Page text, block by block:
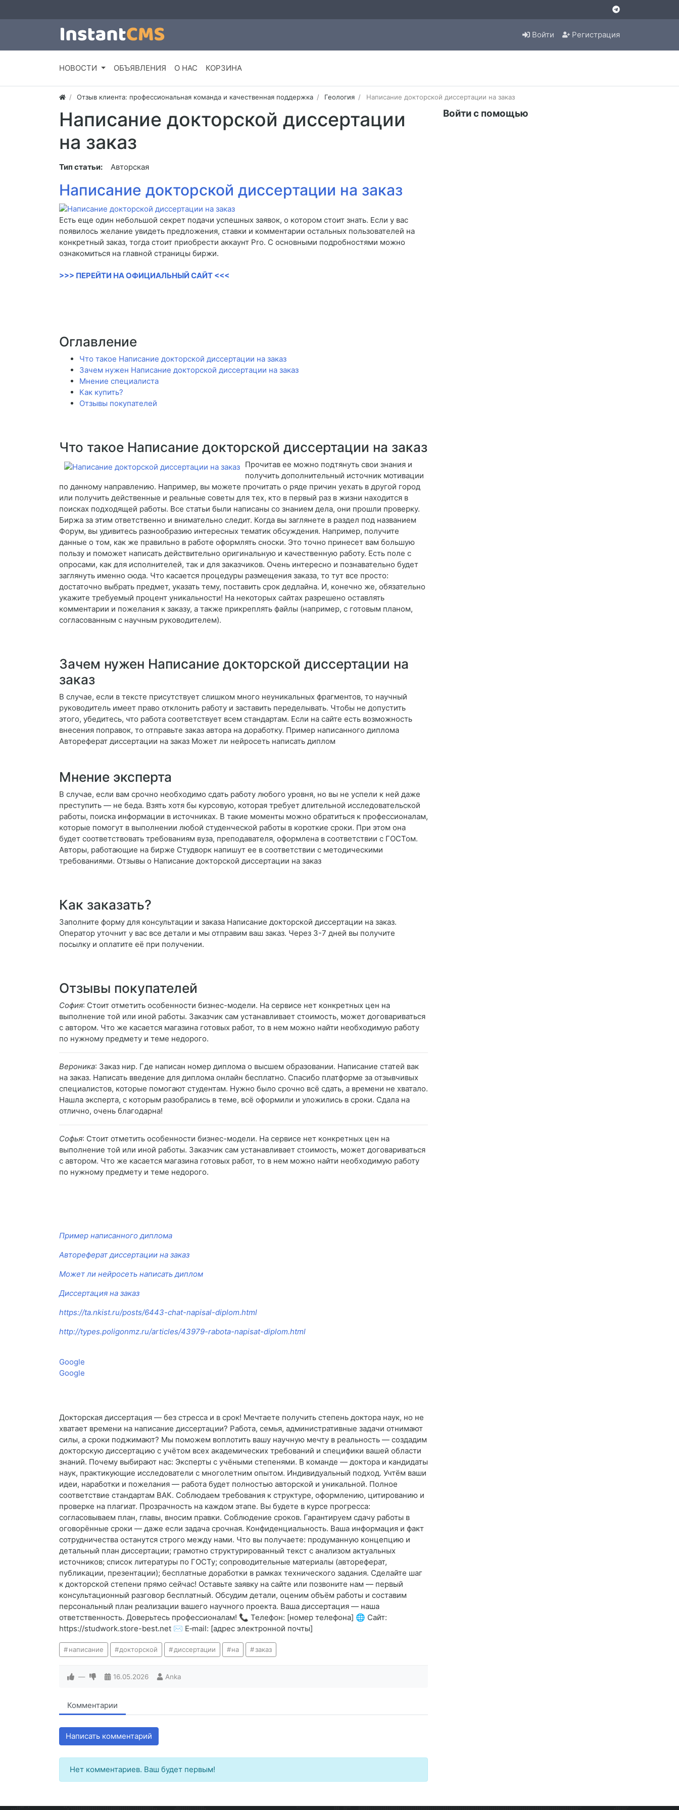
Войти Регистрация
НОВОСТИ ОБЪЯВЛЕНИЯ О НАС КОРЗИНА
Отзыв клиента: профессиональная команда и качественная поддержка Геология Написание докторской диссертации на заказ
Написание докторской диссертации
на заказ
Тип статьи: Авторская
Написание докторской диссертации на заказ
Есть еще один небольшой секрет подачи успешных заявок, о котором стоит знать. Если у вас
появилось желание увидеть предложения, ставки и комментарии остальных пользователей на
конкретный заказ, тогда стоит приобрести аккаунт Pro. С основными подробностями можно
ознакомиться на главной страницы биржи.
>>> ПЕРЕЙТИ НА ОФИЦИАЛЬНЫЙ САЙТ <<<
Оглавление
Что такое Написание докторской диссертации на заказ
Зачем нужен Написание докторской диссертации на заказ
Мнение специалиста
Как купить?
Отзывы покупателей
Что такое Написание докторской диссертации на заказ
Прочитав ее можно подтянуть свои знания и
получить дополнительный источник мотивации
по данному направлению. Например, вы можете прочитать о ряде причин уехать в другой город
или получить действенные и реальные советы для тех, кто в первый раз в жизни находится в
поисках подходящей работы. Все статьи были написаны со знанием дела, они прошли проверку.
Биржа за этим ответственно и внимательно следит. Когда вы заглянете в раздел под названием
Форум, вы удивитесь разнообразию интересных тематик обсуждения. Например, получите
данные о том, как же правильно в работе оформлять сноски. Это точно принесет вам большую
пользу и поможет написать действительно оригинальную и качественную работу. Есть поле с
опросами, как для исполнителей, так и для заказчиков. Очень интересно и познавательно будет
заглянуть именно сюда. Что касается процедуры размещения заказа, то тут все просто:
достаточно выбрать предмет, указать тему, поставить срок дедлайна. И, конечно же, обязательно
укажите требуемый процент уникальности! На некоторых сайтах разрешено оставлять
комментарии и пожелания к заказу, а также прикреплять файлы (например, с готовым планом,
согласованным с научным руководителем).
Зачем нужен Написание докторской диссертации на
заказ
В случае, если в тексте присутствует слишком много неуникальных фрагментов, то научный
руководитель имеет право отклонить работу и заставить переделывать. Чтобы не допустить
этого, убедитесь, что работа соответствует всем стандартам. Если на сайте есть возможность
внесения поправок, то отправьте заказ автора на доработку. Пример написанного диплома
Автореферат диссертации на заказ Может ли нейросеть написать диплом
Мнение эксперта
В случае, если вам срочно необходимо сдать работу любого уровня, но вы не успели к ней даже
преступить — не беда. Взять хотя бы курсовую, которая требует длительной исследовательской
работы, поиска информации в источниках. В такие моменты можно обратиться к профессионалам,
которые помогут в выполнении любой студенческой работы в короткие сроки. При этом она
будет соответствовать требованиям вуза, преподавателя, оформлена в соответствии с ГОСТом.
Авторы, работающие на бирже Студворк напишут ее в соответствии с методическими
требованиями. Отзывы о Написание докторской диссертации на заказ
Как заказать?
Заполните форму для консультации и заказа Написание докторской диссертации на заказ.
Оператор уточнит у вас все детали и мы отправим ваш заказ. Через 3-7 дней вы получите
посылку и оплатите её при получении.
Отзывы покупателей
София: Стоит отметить особенности бизнес-модели. На сервисе нет конкретных цен на
выполнение той или иной работы. Заказчик сам устанавливает стоимость, может договариваться
с автором. Что же касается магазина готовых работ, то в нем можно найти необходимую работу
по нужному предмету и теме недорого.
Вероника: Заказ нир. Где написан номер диплома о высшем образовании. Написание статей вак
на заказ. Написать введение для диплома онлайн бесплатно. Спасибо платформе за отзывчивых
специалистов, которые помогают студентам. Нужно было срочно всё сдать, а времени не хватало.
Нашла эксперта, с которым разобрались в теме, всё оформили и уложились в сроки. Сдала на
отлично, очень благодарна!
Софья: Стоит отметить особенности бизнес-модели. На сервисе нет конкретных цен на
выполнение той или иной работы. Заказчик сам устанавливает стоимость, может договариваться
с автором. Что же касается магазина готовых работ, то в нем можно найти необходимую работу
по нужному предмету и теме недорого.
Пример написанного диплома
Автореферат диссертации на заказ
Может ли нейросеть написать диплом
Диссертация на заказ
https://ta.nkist.ru/posts/6443-chat-napisal-diplom.html
http://types.poligonmz.ru/articles/43979-rabota-napisat-diplom.html
Google
Google
Докторская диссертация — без стресса и в срок! Мечтаете получить степень доктора наук, но не
хватает времени на написание диссертации? Работа, семья, административные задачи отнимают
силы, а сроки поджимают? Мы поможем воплотить вашу научную мечту в реальность — создадим
докторскую диссертацию с учётом всех академических требований и специфики вашей области
знаний. Почему выбирают нас: Эксперты с учёными степенями. В команде — доктора и кандидаты
наук, практикующие исследователи с многолетним опытом. Индивидуальный подход. Учтём ваши
идеи, наработки и пожелания — работа будет полностью авторской и уникальной. Полное
соответствие стандартам ВАК. Соблюдаем требования к структуре, оформлению, цитированию и
проверке на плагиат. Прозрачность на каждом этапе. Вы будете в курсе прогресса:
согласовываем план, главы, вносим правки. Соблюдение сроков. Гарантируем сдачу работы в
оговорённые сроки — даже если задача срочная. Конфиденциальность. Ваша информация и факт
сотрудничества останутся строго между нами. Что вы получаете: продуманную концепцию и
детальный план диссертации; грамотно структурированный текст с анализом актуальных
источников; список литературы по ГОСТу; сопроводительные материалы (автореферат,
публикации, презентации); бесплатные доработки в рамках технического задания. Сделайте шаг
к докторской степени прямо сейчас! Оставьте заявку на сайте или позвоните нам — первый
консультационный разговор бесплатный. Обсудим детали, оценим объём работы и составим
персональный план реализации вашего научного проекта. Ваша диссертация — наша
ответственность. Доверьтесь профессионалам! 📞 Телефон: [номер телефона] 🌐 Сайт:
https://studwork.store-best.net ✉️ E‑mail: [адрес электронной почты]
написание докторской диссертации на заказ
— 16.05.2026 Anka
Комментарии
Написать комментарий
Нет комментариев. Ваш будет первым!
Войти с помощью